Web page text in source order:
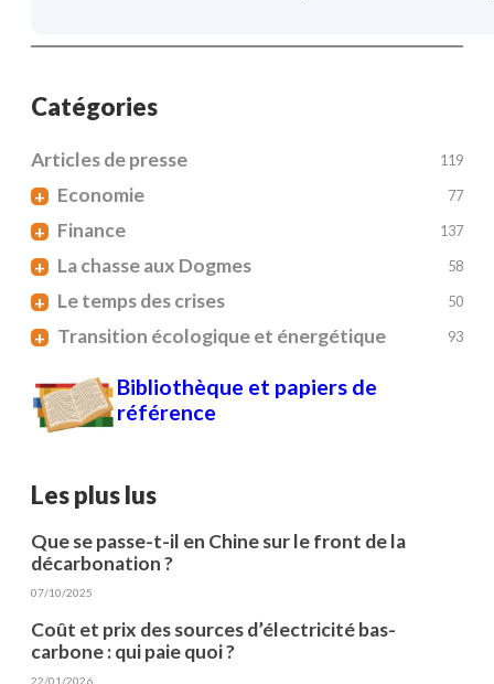
Catégories
Articles de presse 119
+ Economie 77
+ Finance 137
+ La chasse aux Dogmes 58
+ Le temps des crises 50
+ Transition écologique et énergétique 93
Bibliothèque et papiers de
référence
Les plus lus
Que se passe-t-il en Chine sur le front de la
décarbonation ?
07/10/2025
Coût et prix des sources d’électricité bas-
carbone : qui paie quoi ?
22/01/2026